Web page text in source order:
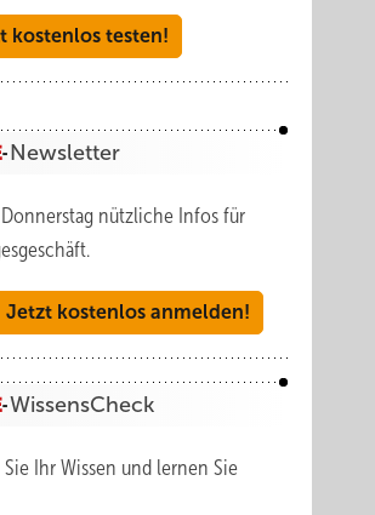
kostenlos testen!
Newsletter
nützliche Infos für
Jetzt kostenlos anmelden!
WissensCheck
Sie Ihr Wissen und lernen Sie